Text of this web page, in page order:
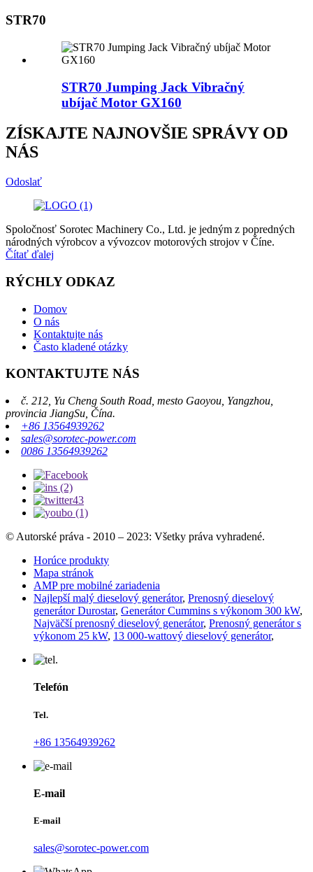
STR70
STR70 Jumping Jack Vibračný
ubíjač Motor GX160
ZÍSKAJTE NAJNOVŠIE SPRÁVY OD
NÁS
Odoslať
Spoločnosť Sorotec Machinery Co., Ltd. je jedným z popredných
národných výrobcov a vývozcov motorových strojov v Číne.
Čítať ďalej
RÝCHLY ODKAZ
Domov
O nás
Kontaktujte nás
Často kladené otázky
KONTAKTUJTE NÁS
č. 212, Yu Cheng South Road, mesto Gaoyou, Yangzhou,
provincia JiangSu, Čína.
+86 13564939262
sales@sorotec-power.com
0086 13564939262
© Autorské práva - 2010 – 2023: Všetky práva vyhradené.
Horúce produkty
Mapa stránok
AMP pre mobilné zariadenia
Najlepší malý dieselový generátor, Prenosný dieselový
generátor Durostar, Generátor Cummins s výkonom 300 kW,
Najväčší prenosný dieselový generátor, Prenosný generátor s
výkonom 25 kW, 13 000-wattový dieselový generátor,
Telefón
Tel.
+86 13564939262
E-mail
E-mail
sales@sorotec-power.com